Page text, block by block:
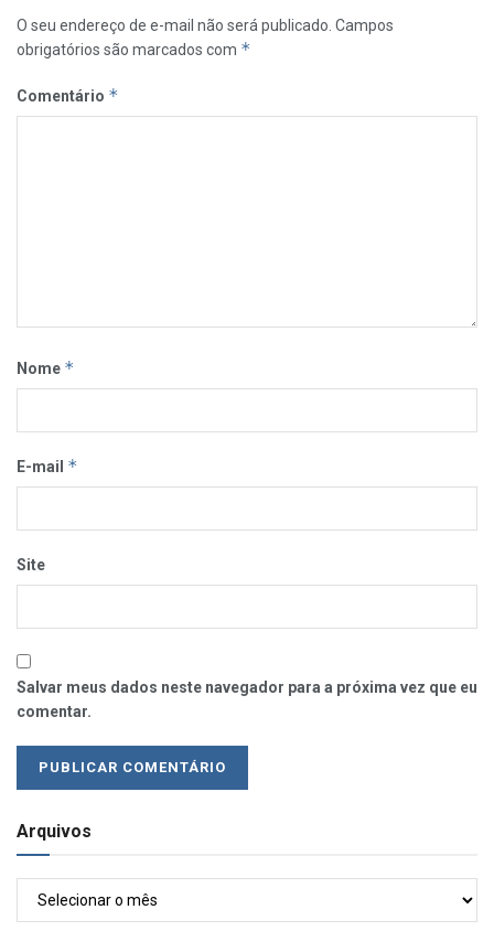
O seu endereço de e-mail não será publicado. Campos
obrigatórios são marcados com *
Comentário *
Nome *
E-mail *
Site
Salvar meus dados neste navegador para a próxima vez que eu
comentar.
Arquivos